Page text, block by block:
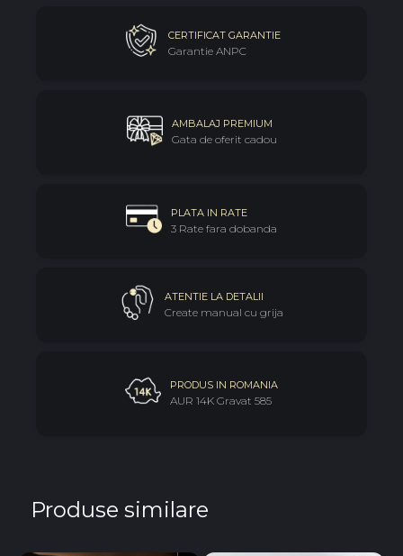
CERTIFICAT GARANTIE
Garantie ANPC
AMBALAJ PREMIUM
Gata de oferit cadou
PLATA IN RATE
3 Rate fara dobanda
ATENTIE LA DETALII
Create manual cu grija
PRODUS IN ROMANIA
AUR 14K Gravat 585
Produse similare